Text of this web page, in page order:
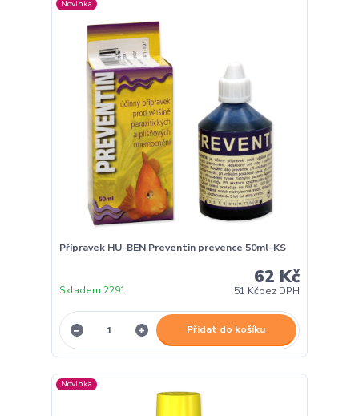
Novinka
Přípravek HU-BEN Preventin prevence 50ml-KS
62 Kč
51 Kčbez DPH
Skladem 2291
Přidat do košíku
Novinka